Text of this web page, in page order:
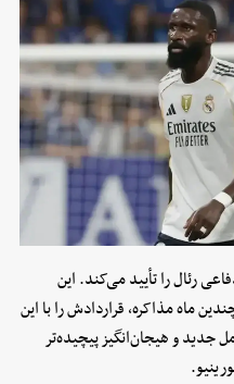
رئال را تأیید می‌کند. این
ماه مذاکره، قراردادش را با این
جدید و هیجان‌انگیز پیچیده‌تر